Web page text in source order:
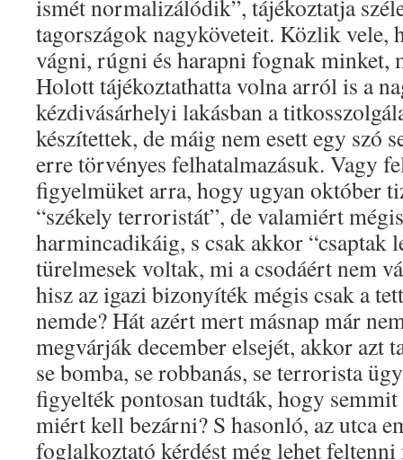
ismét normalizálódik”, tájékoztatja
tagországok nagyköveteit. Közlik vele,
vágni, rúgni és harapni fognak minket,
Holott tájékoztathatta volna arról is a
kézdivásárhelyi lakásban a
készítettek, de máig nem esett egy szó
erre törvényes felhatalmazásuk. Vagy
figyelmüket arra, hogy ugyan október
“székely terroristát”, de valamiért
harmincadikáig, s csak akkor “csaptak
türelmesek voltak, mi a csodáért nem
hisz az igazi bizonyíték mégis csak a
nemde? Hát azért mert másnap már
megvárják december elsejét, akkor azt
se bomba, se robbanás, se terrorista
figyelték pontosan tudták, hogy
miért kell bezárni? S hasonló, az utca
foglalkoztató kérdést még lehet feltenni